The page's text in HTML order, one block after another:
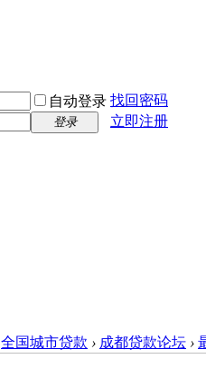
自动登录 找回密码
登录
立即注册
全国城市贷款 › 成都贷款论坛 ›